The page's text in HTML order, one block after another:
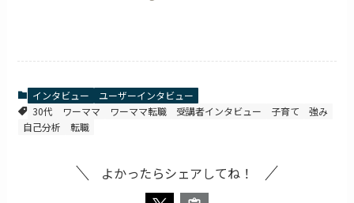
インタビュー
ユーザーインタビュー
30代
ワーママ ワーママ転職 受講者インタビュー 子育て
強み
自己分析
転職
よかったらシェアしてね！